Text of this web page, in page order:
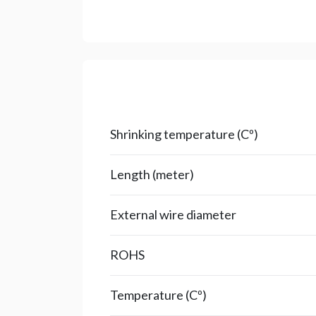
Shrinking temperature (Cº)
Length (meter)
External wire diameter
ROHS
Temperature (Cº)